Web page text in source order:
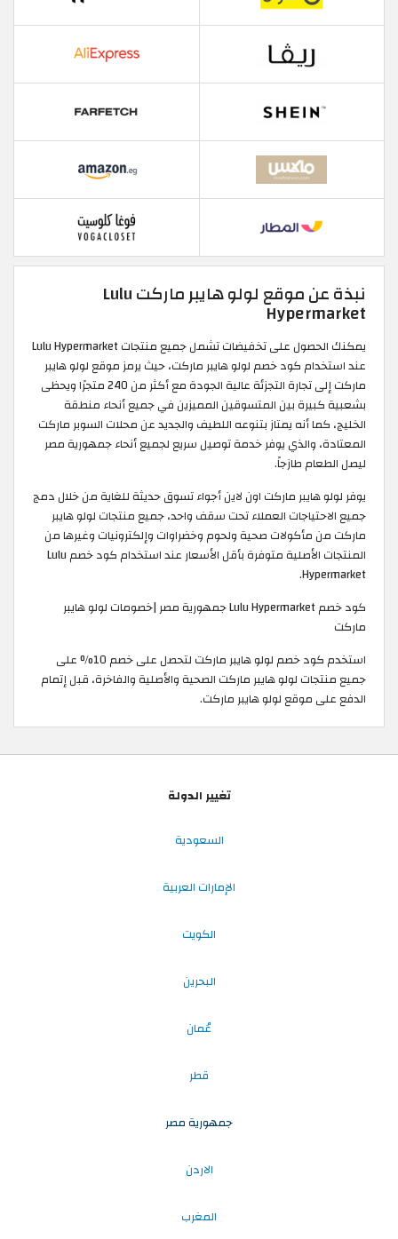
نبذة عن موقع لولو هايبر ماركت Lulu
Hypermarket
يمكنك الحصول على تخفيضات تشمل جميع منتجات Lulu Hypermarket
عند استخدام كود خصم لولو هايبر ماركت، حيث يرمز موقع لولو هايبر
ماركت إلى تجارة التجزئة عالية الجودة مع أكثر من 240 متجرًا ويحظى
بشعبية كبيرة بين المتسوقين المميزين في جميع أنحاء منطقة
الخليج، كما أنه يمتاز بتنوعه اللطيف والجديد عن محلات السوبر ماركت
المعتادة، والذي يوفر خدمة توصيل سريع لجميع أنحاء جمهورية مصر
ليصل الطعام طازجاً.
يوفر لولو هايبر ماركت اون لاين أجواء تسوق حديثة للغاية من خلال دمج
جميع الاحتياجات العملاء تحت سقف واحد، جميع منتجات لولو هايبر
ماركت من مأكولات صحية ولحوم وخضراوات وإلكترونيات وغيرها من
المنتجات الأصلية متوفرة بأقل الأسعار عند استخدام كود خصم Lulu
Hypermarket.
كود خصم Lulu Hypermarket جمهورية مصر |خصومات لولو هايبر
ماركت
استخدم كود خصم لولو هايبر ماركت لتحصل على خصم 10% على
جميع منتجات لولو هايبر ماركت الصحية والأصلية والفاخرة، قبل إتمام
الدفع على موقع لولو هايبر ماركت.
تغيير الدولة
السعودية
الإمارات العربية
الكويت
البحرين
عُمان
قطر
جمهورية مصر
الاردن
المغرب